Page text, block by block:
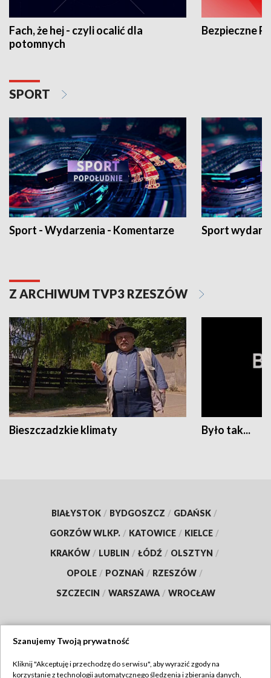
Fach, że hej - czyli ocalić dla
potomnych
Bezpieczne
SPORT
Sport - Wydarzenia - Komentarze Sport
Z ARCHIWUM TVP3 RZESZÓW
Bieszczadzkie klimaty Było tak...
BIAŁYSTOK / BYDGOSZCZ / GDAŃSK /
GORZÓW WLKP. / KATOWICE / KIELCE /
KRAKÓW / LUBLIN / ŁÓDŹ / OLSZTYN /
OPOLE / POZNAŃ / RZESZÓW /
SZCZECIN / WARSZAWA / WROCŁAW
Szanujemy Twoją prywatność
Kliknij "Akceptuję i przechodzę do serwisu", aby wyrazić zgody na
korzystanie z technologii automatycznego śledzenia i zbierania danych,